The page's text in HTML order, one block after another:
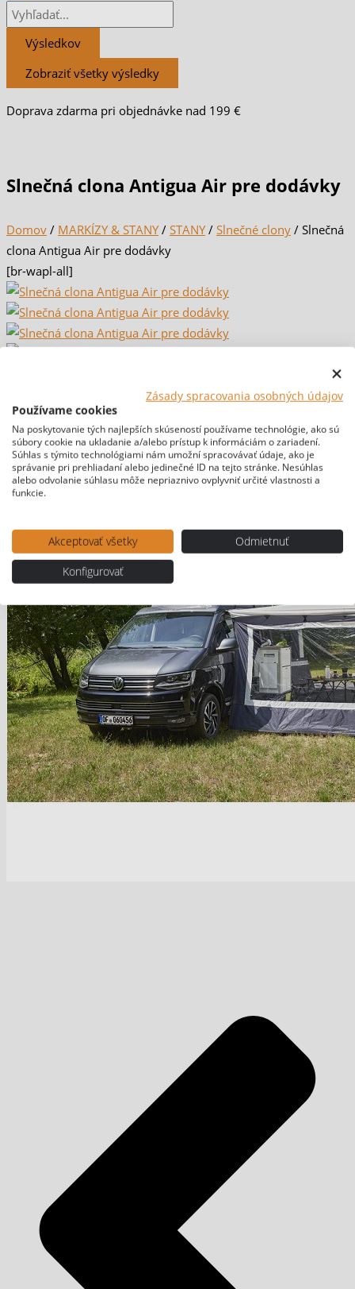
Výsledkov
Zobraziť všetky výsledky
Doprava zdarma pri objednávke nad 199 €
Slnečná clona Antigua Air pre dodávky
Domov / MARKÍZY & STANY/ STANY/ Slnečné clony / Slnečná
clona Antigua Air pre dodávky
[br-wapl-all]
Zásady spracovania osobných údajov
Používame cookies
Na poskytovanie tých najlepších skúseností používame technológie, ako sú
súbory cookie na ukladanie a/alebo prístup k informáciám o zariadení.
Súhlas s týmito technológiami nám umožní spracovávať údaje, ako je
správanie pri prehliadaní alebo jedinečné ID na tejto stránke. Nesúhlas
alebo odvolanie súhlasu môže nepriaznivo ovplyvniť určité vlastnosti a
funkcie.
Akceptovať všetky
Odmietnuť
Konfigurovať